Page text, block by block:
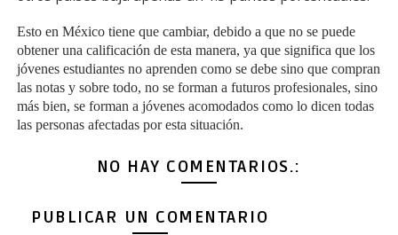
Esto en México tiene que cambiar, debido a que no se puede
obtener una calificación de esta manera, ya que significa que los
jóvenes estudiantes no aprenden como se debe sino que compran
las notas y sobre todo, no se forman a futuros profesionales, sino
más bien, se forman a jóvenes acomodados como lo dicen todas
las personas afectadas por esta situación.
NO HAY COMENTARIOS.:
PUBLICAR UN COMENTARIO